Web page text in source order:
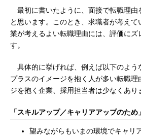
最初に書いたように、面接で転職理由
と思います。このとき、求職者が考え
業が考えるよい転職理由には、評価にズ
す。
具体的に挙げれば、例えば以下のよう
プラスのイメージを抱く人が多い転職理
ジを抱く企業、採用担当者は少なくあり
「スキルアップ／キャリアアップのため」
望みながらもいまの環境でキャリ